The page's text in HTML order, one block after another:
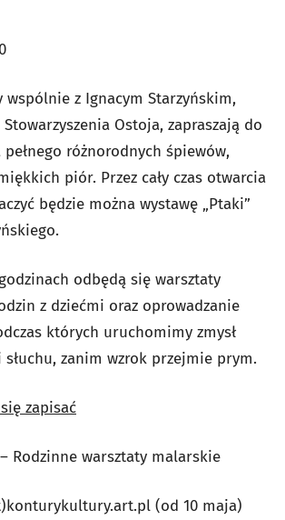
z Ignacym Starzyńskim,
Ostoja, zapraszają do
różnorodnych śpiewów,
piór. Przez cały czas otwarcia
będzie można wystawę „Ptaki”
odbędą się warsztaty
z dziećmi oraz oprowadzanie
których uruchomimy zmysł
zanim wzrok przejmie prym.
zapisać
– Rodzinne warsztaty malarskie
(od 10 maja)